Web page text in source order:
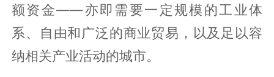
额资金——亦即需要一定规模的工业体
系、自由和广泛的商业贸易，以及足以容
纳相关产业活动的城市。